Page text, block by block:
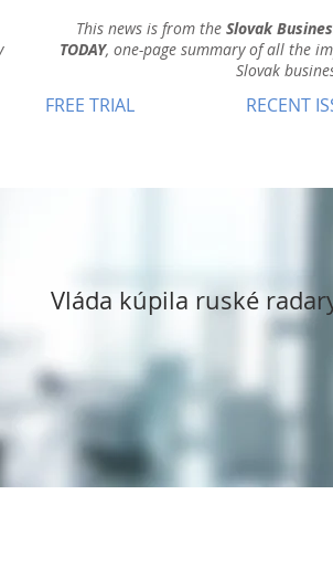
This news is from the Slovak
TODAY, one-page summary of all the
Slovak
FREE TRIAL RECENT
Vláda kúpila ruské